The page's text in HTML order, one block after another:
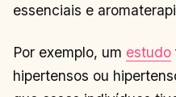
essenciais e
Por exemplo, um estudo
hipertensos ou